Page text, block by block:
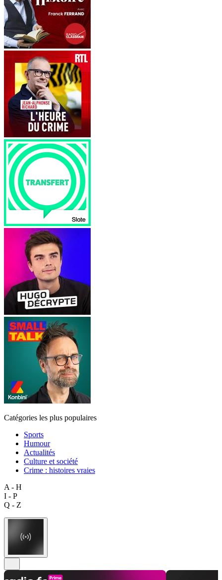
Catégories les plus populaires
Sports
Humour
Actualités
Culture et société
Crime : histoires vraies
A - H
I - P
Q - Z